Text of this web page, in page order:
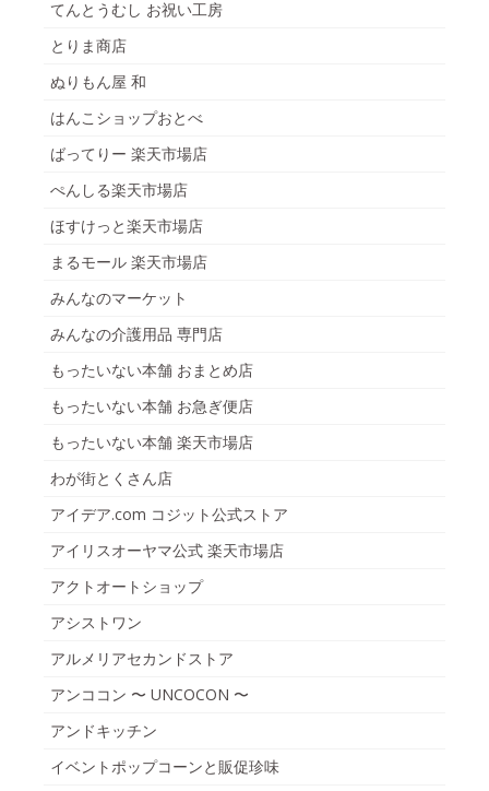
てんとうむし お祝い工房
とりま商店
ぬりもん屋 和
はんこショップおとべ
ばってりー 楽天市場店
ぺんしる楽天市場店
ほすけっと楽天市場店
まるモール 楽天市場店
みんなのマーケット
みんなの介護用品 専門店
もったいない本舗 おまとめ店
もったいない本舗 お急ぎ便店
もったいない本舗 楽天市場店
わが街とくさん店
アイデア.com コジット公式ストア
アイリスオーヤマ公式 楽天市場店
アクトオートショップ
アシストワン
アルメリアセカンドストア
アンココン 〜 UNCOCON 〜
アンドキッチン
イベントポップコーンと販促珍味